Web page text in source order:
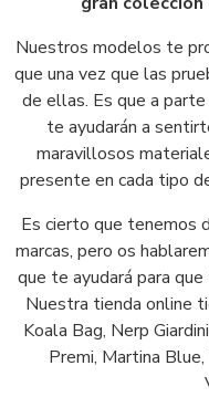
Nuestros modelos te
que una vez que las
de ellas. Es que a
te ayudarán a
maravillosos
presente en cada tipo
Es cierto que tenemos
marcas, pero os
que te ayudará para
Nuestra tienda online
Koala Bag, Nerp
Premi, Martina